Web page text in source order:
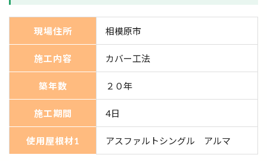
現場住所 相模原市
施工内容 カバー工法
築年数 ２０年
施工期間 4日
使用屋根材1 アスファルトシングル アルマ